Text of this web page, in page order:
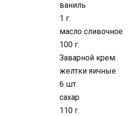
ваниль
1 г.
масло сливочное
100 г.
Заварной крем:
желтки яичные
6 шт.
сахар
110 г.